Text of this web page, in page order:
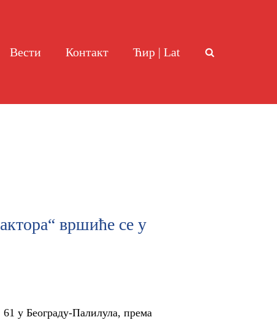
Вести Контакт Ћир | Lat
вршиће се у
у Београду-Палилула, према